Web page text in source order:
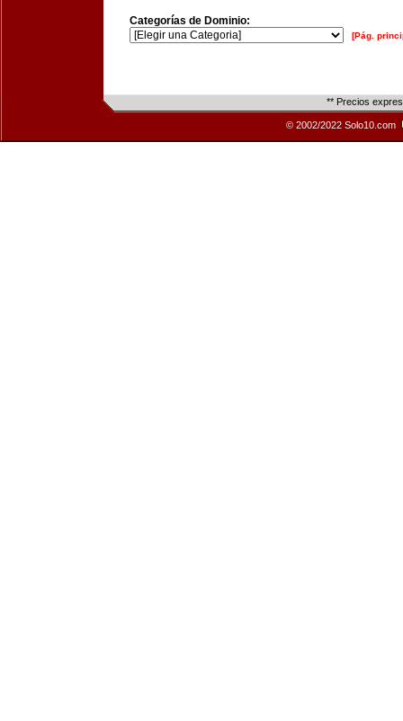
Categorías de Dominio:
[Pág.
** Precios
© 2002/2022 Solo10.com